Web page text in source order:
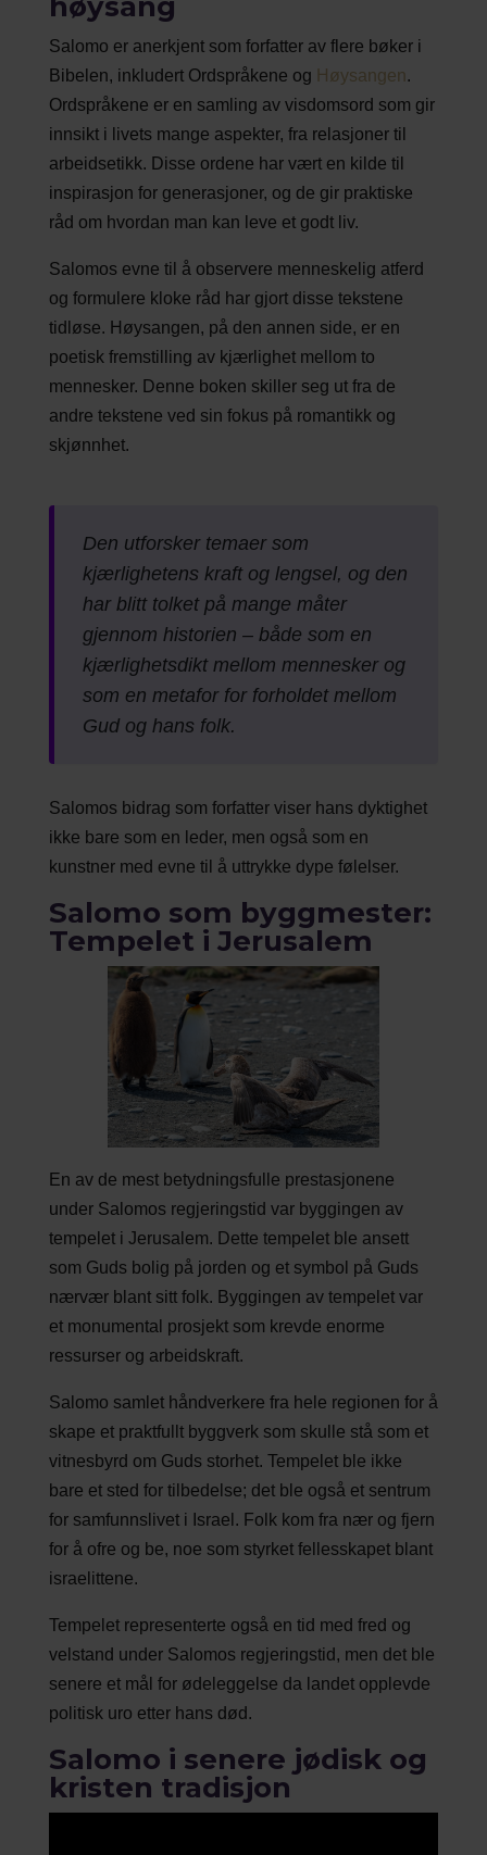
Salomo er anerkjent som forfatter av flere bøker i
Bibelen, inkludert Ordspråkene og Høysangen.
Ordspråkene er en samling av visdomsord som gir
innsikt i livets mange aspekter, fra relasjoner til
arbeidsetikk. Disse ordene har vært en kilde til
inspirasjon for generasjoner, og de gir praktiske
råd om hvordan man kan leve et godt liv.
Salomos evne til å observere menneskelig atferd
og formulere kloke råd har gjort disse tekstene
tidløse. Høysangen, på den annen side, er en
poetisk fremstilling av kjærlighet mellom to
mennesker. Denne boken skiller seg ut fra de
andre tekstene ved sin fokus på romantikk og
skjønnhet.
Den utforsker temaer som
kjærlighetens kraft og lengsel, og den
har blitt tolket på mange måter
gjennom historien – både som en
kjærlighetsdikt mellom mennesker og
som en metafor for forholdet mellom
Gud og hans folk.
Salomos bidrag som forfatter viser hans dyktighet
ikke bare som en leder, men også som en
kunstner med evne til å uttrykke dype følelser.
Salomo som byggmester:
Tempelet i Jerusalem
En av de mest betydningsfulle prestasjonene
under Salomos regjeringstid var byggingen av
tempelet i Jerusalem. Dette tempelet ble ansett
som Guds bolig på jorden og et symbol på Guds
nærvær blant sitt folk. Byggingen av tempelet var
et monumental prosjekt som krevde enorme
ressurser og arbeidskraft.
Salomo samlet håndverkere fra hele regionen for å
skape et praktfullt byggverk som skulle stå som et
vitnesbyrd om Guds storhet. Tempelet ble ikke
bare et sted for tilbedelse; det ble også et sentrum
for samfunnslivet i Israel. Folk kom fra nær og fjern
for å ofre og be, noe som styrket fellesskapet blant
israelittene.
Tempelet representerte også en tid med fred og
velstand under Salomos regjeringstid, men det ble
senere et mål for ødeleggelse da landet opplevde
politisk uro etter hans død.
Salomo i senere jødisk og
kristen tradisjon